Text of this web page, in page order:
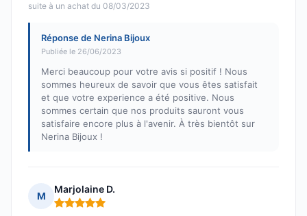
suite à un achat du 08/03/2023
Réponse de Nerina Bijoux
Publiée le 26/06/2023
Merci beaucoup pour votre avis si positif ! Nous
sommes heureux de savoir que vous êtes satisfait
et que votre experience a été positive. Nous
sommes certain que nos produits sauront vous
satisfaire encore plus à l'avenir. À très bientôt sur
Nerina Bijoux !
M
Marjolaine D.
Note : 5 sur 5